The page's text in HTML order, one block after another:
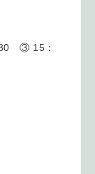
③ 15：